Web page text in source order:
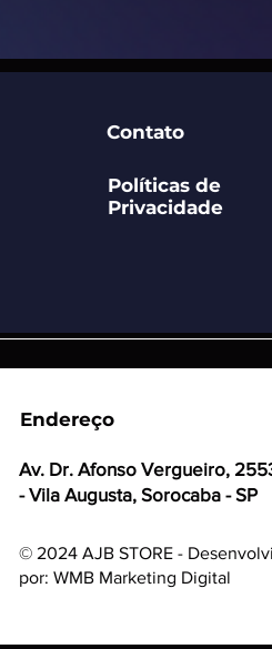
Contato
Políticas de
Privacidade
Endereço
Av. Dr. Afonso Vergueiro,
- Vila Augusta, Sorocaba - SP
© 2024 AJB STORE -
por: WMB Marketing Digital